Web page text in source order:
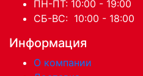
ПН-ПТ: 10:00 - 19:00
СБ-ВС: 10:00 - 18:00
Информация
О компании